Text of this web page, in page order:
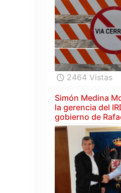
2464 Vistas
Simón Medina
la gerencia del
gobierno de